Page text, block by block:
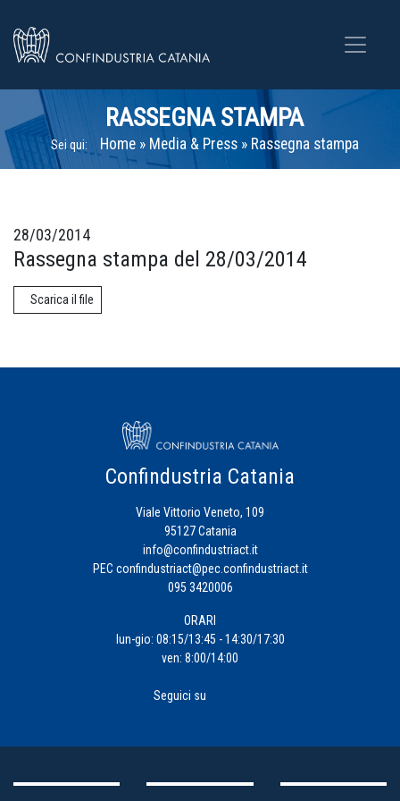
RASSEGNA STAMPA
Sei qui: Home» Media & Press» Rassegna stampa
28/03/2014
Rassegna stampa del 28/03/2014
Scarica il file
Confindustria Catania
Viale Vittorio Veneto, 109
95127 Catania
info@confindustriact.it
PEC confindustriact@pec.confindustriact.it
095 3420006
ORARI
lun-gio: 08:15/13:45 - 14:30/17:30
ven: 8:00/14:00
Seguici su